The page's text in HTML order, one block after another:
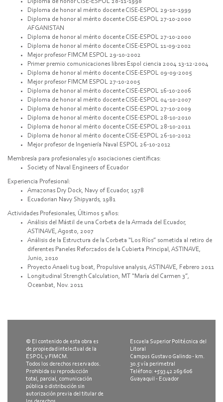
Diploma de honor CISE-ESPOL 28-11-1998
Diploma de honor al mérito docente CISE-ESPOL 29-10-1999
Diploma de honor al mérito docente CISE-ESPOL 27-10-2000
AFGANISTAN
Diploma de honor al mérito docente CISE-ESPOL 27-10-2000
Diploma de honor al mérito docente CISE-ESPOL 11-09-2002
Mejor profesor FIMCM ESPOL 29-10-2002
Primer premio comunicaciones libres Espol ciencia 2004 13-12-2004
Diploma de honor al mérito docente CISE-ESPOL 09-09-2005
Mejor profesor FIMCM ESPOL 27-10-2005
Diploma de honor al mérito docente CISE-ESPOL 16-10-2006
Diploma de honor al mérito docente CISE-ESPOL 04-10-2007
Diploma de honor al mérito docente CISE-ESPOL 27-10-2009
Diploma de honor al mérito docente CISE-ESPOL 28-10-2010
Diploma de honor al mérito docente CISE-ESPOL 28-10-2011
Diploma de honor al mérito docente CISE-ESPOL 26-10-2012
Mejor profesor de Ingeniería Naval ESPOL 26-10-2012
Membresía para profesionales y/o asociaciones científicas:
Society of Naval Engineers of Ecuador
Experiencia Profesional:
Amazonas Dry Dock, Navy of Ecuador, 1978
Ecuadorian Navy Shipyards, 1981
Actividades Profesionales, Últimos 5 años:
Análisis del Mástil de una Corbeta de la Armada del Ecuador,
ASTINAVE, Agosto, 2007
Análisis de la Estructura de la Corbeta “Los Ríos” sometida al retiro de
diferentes Paneles Reforzados de la Cubierta Principal, ASTINAVE,
Junio, 2010
Proyecto Anaeli tug boat, Propulsive analysis, ASTINAVE, Febrero 2011
Longitudinal Strength Calculation, MT “María del Carmen 3”,
Oceanbat, Nov. 2011
© El contenido de esta obra es
de propiedad intelectual de la
ESPOL y FIMCM.
Todos los derechos reservados.
Prohibida su reproducción
total, parcial, comunicación
pública o distribución sin
autorización previa del titular de
Escuela Superior Politécnica del
Litoral
Campus Gustavo Galindo - km.
30.5 vía perimetral
Teléfono: +593 42 269 606
Guayaquil - Ecuador